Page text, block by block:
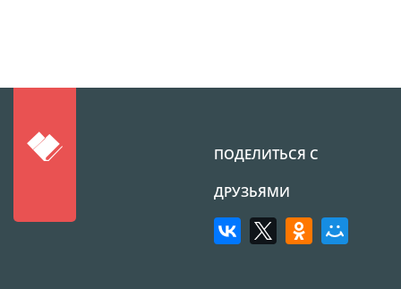
Обложка для
Брелок Госномер
Фото на стеклянной
ПОДЕЛИТЬСЯ С
ДРУЗЬЯМИ